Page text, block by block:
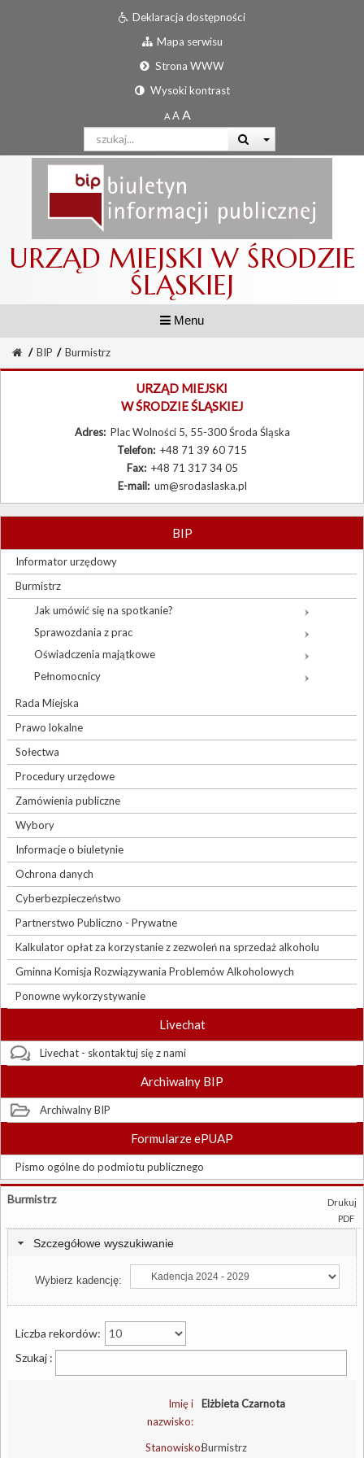
Deklaracja dostępności
Mapa serwisu
Strona WWW
Wysoki kontrast
URZĄD MIEJSKI W ŚRODZIE
ŚLĄSKIEJ
Menu
Informator urzędowy
Procedury urzędowe
Wybory
Sygnaliści
/ BIP / Burmistrz
URZĄD MIEJSKI
W ŚRODZIE ŚLĄSKIEJ
Adres: Plac Wolności 5, 55-300 Środa Śląska
Telefon: +48 71 39 60 715
Fax: +48 71 317 34 05
E-mail: um@srodaslaska.pl
BIP
Informator urzędowy
Burmistrz
Jak umówić się na spotkanie?
Sprawozdania z prac
Oświadczenia majątkowe
Pełnomocnicy
Rada Miejska
Prawo lokalne
Sołectwa
Procedury urzędowe
Zamówienia publiczne
Wybory
Informacje o biuletynie
Ochrona danych
Cyberbezpieczeństwo
Partnerstwo Publiczno - Prywatne
Kalkulator opłat za korzystanie z zezwoleń na sprzedaż alkoholu
Gminna Komisja Rozwiązywania Problemów Alkoholowych
Ponowne wykorzystywanie
Livechat
Livechat - skontaktuj się z nami
Archiwalny BIP
Archiwalny BIP
Formularze ePUAP
Pismo ogólne do podmiotu publicznego
Drukuj
PDF
Burmistrz
Szczegółowe wyszukiwanie
Wybierz kadencję:
Liczba rekordów:
Szukaj :
Imię i
nazwisko:
Elżbieta Czarnota
Stanowisko:Burmistrz